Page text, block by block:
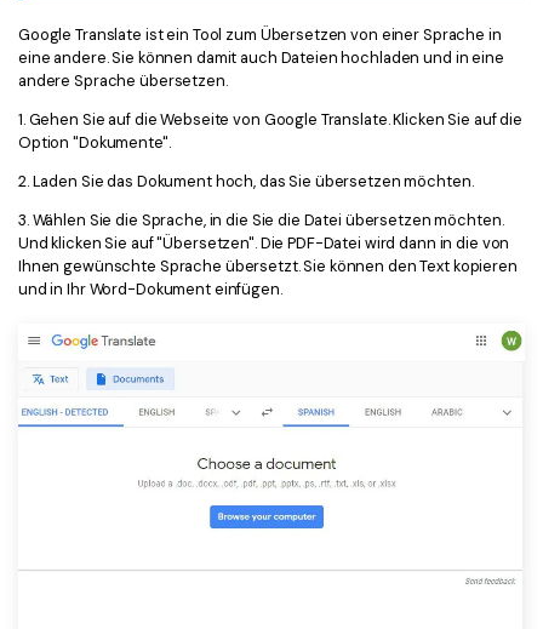
Google Translate ist ein Tool zum Übersetzen von einer Sprache in
eine andere. Sie können damit auch Dateien hochladen und in eine
andere Sprache übersetzen.
1. Gehen Sie auf die Webseite von Google Translate. Klicken Sie auf die
Option "Dokumente".
2. Laden Sie das Dokument hoch, das Sie übersetzen möchten.
3. Wählen Sie die Sprache, in die Sie die Datei übersetzen möchten.
Und klicken Sie auf "Übersetzen". Die PDF-Datei wird dann in die von
Ihnen gewünschte Sprache übersetzt. Sie können den Text kopieren
und in Ihr Word-Dokument einfügen.